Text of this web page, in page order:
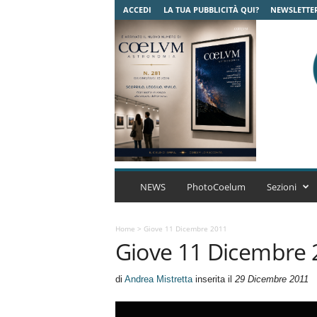
ACCEDI LA TUA PUBBLICITÀ QUI?
C
r
NEWS PhotoCoelum Sezioni
Home > Giove 11 Dicembre 2011
Giove 11 Dicembre
di Andrea Mistrettainserita il 29 Dicembre 2011